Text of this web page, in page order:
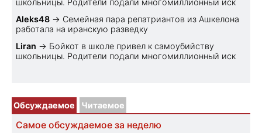
Aleks48 → Семейная пара репатриантов из Ашкелона
работала на иранскую разведку
Liran → Бойкот в школе привел к самоубийству
школьницы. Родители подали многомиллионный иск
Обсуждаемое Читаемое
Самое обсуждаемое за неделю